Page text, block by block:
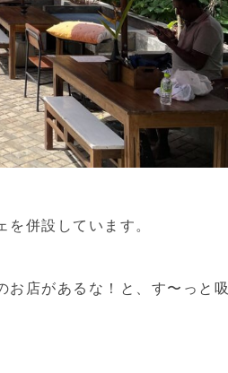
併設しています。
お店があるな！と、す〜っと吸